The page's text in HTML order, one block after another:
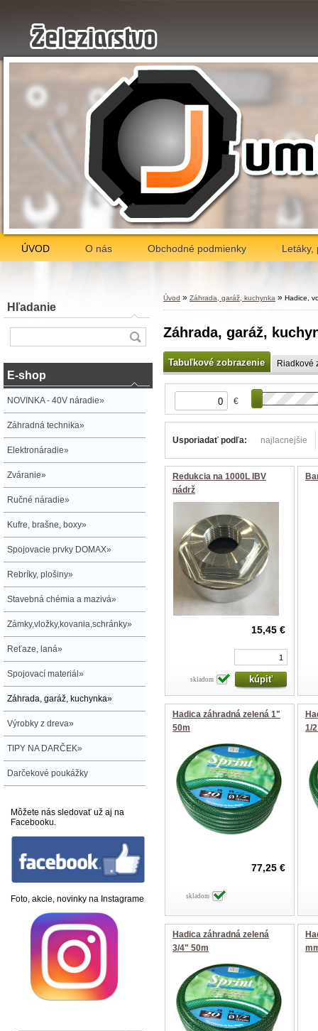
ÚVOD O nás Obchodné podmienky Letáky,
Hľadanie
E-shop
NOVINKA - 40V náradie»
Záhradná technika»
Elektronáradie»
Zváranie»
Ručné náradie»
Kufre, brašne, boxy»
Spojovacie prvky DOMAX»
Rebríky, plošiny»
Stavebná chémia a mazivá»
Zámky,vložky,kovania,schránky»
Reťaze, laná»
Spojovací materiál»
Záhrada, garáž, kuchynka»
Výrobky z dreva»
TIPY NA DARČEK»
Darčekové poukážky
Môžete nás sledovať už aj na
Facebooku.
Foto, akcie, novinky na Instagrame
Úvod » Záhrada, garáž, kuchynka » Hadice,
Záhrada, garáž,
Tabuľkové zobrazenie Riadkové
€
Usporiadať podľa: najlacnejšie
Redukcia na 1000L IBV
nádrž
15,45 €
skladom
Hadica záhradná zelená 1"
50m
77,25 €
skladom
1/
Hadica záhradná zelená
3/4" 50m